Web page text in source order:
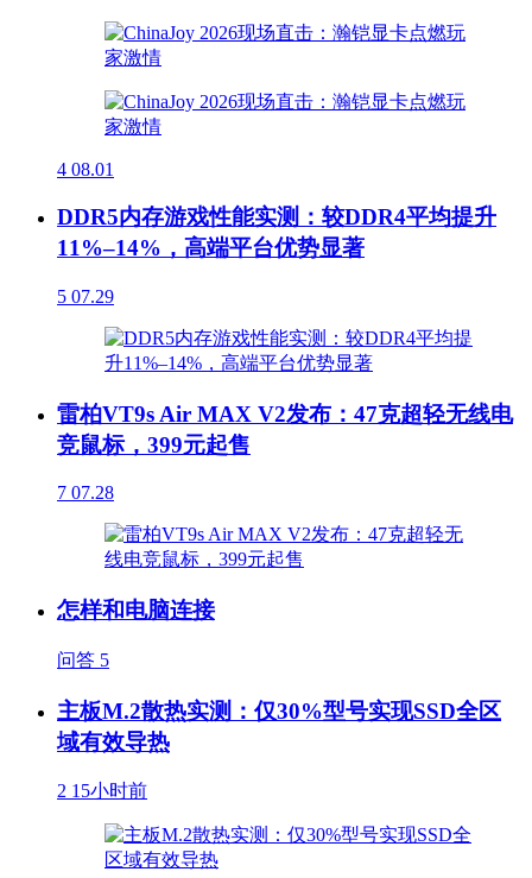
4 08.01
DDR5内存游戏性能实测：较DDR4平均提升
11%–14%，高端平台优势显著
5 07.29
雷柏VT9s Air MAX V2发布：47克超轻无线电
竞鼠标，399元起售
7 07.28
怎样和电脑连接
问答 5
主板M.2散热实测：仅30%型号实现SSD全区
域有效导热
2 15小时前